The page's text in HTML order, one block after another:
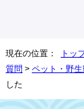
現在の位置： トッ
質問 > ペット・野生
した